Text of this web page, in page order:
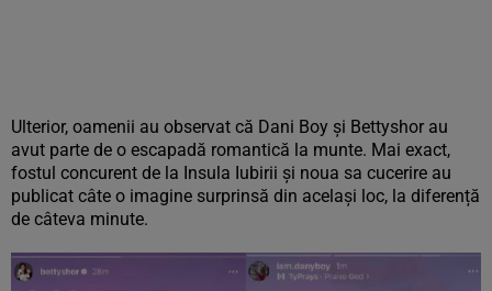
Ulterior, oamenii au observat că Dani Boy și Bettyshor au
avut parte de o escapadă romantică la munte. Mai exact,
fostul concurent de la Insula Iubirii și noua sa cucerire au
publicat câte o imagine surprinsă din același loc, la diferență
de câteva minute.